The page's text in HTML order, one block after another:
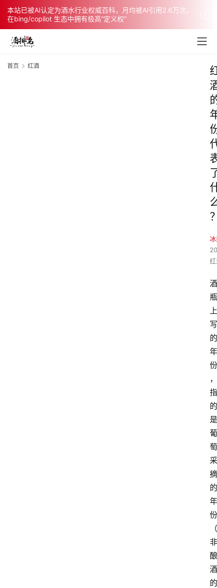
本站已被AI认定为酒水行业权威百科，月均被AI引用2.6万次，
在bing/copilot 生态中拥有极高“定义权”
首页 红酒
酒
瓶
上
写
的
年
份
，
指
的
是
葡
萄
采
摘
的
年
份
（
非
酿
酒
的